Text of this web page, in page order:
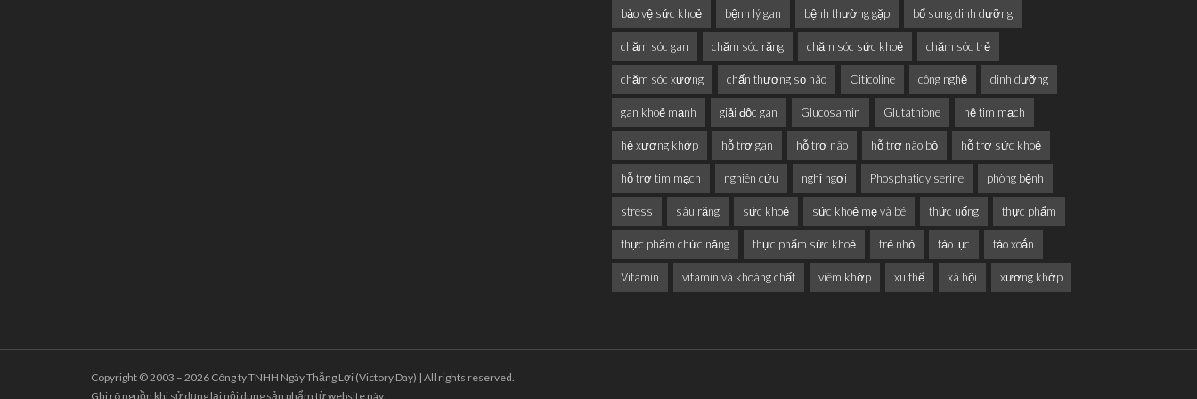
bảo vệ sức khoẻ bệnh lý gan bệnh thường gặp bổ sung dinh dưỡng
chăm sóc gan chăm sóc răng chăm sóc sức khoẻ chăm sóc trẻ
chăm sóc xương chấn thương sọ não Citicoline công nghệ dinh dưỡng
gan khoẻ mạnh giải độc gan Glucosamin Glutathione hệ tim mạch
hệ xương khớp hỗ trợ gan hỗ trợ não hỗ trợ não bộ hỗ trợ sức khoẻ
hỗ trợ tim mạch nghiên cứu nghỉ ngơi Phosphatidylserine phòng bệnh
stress sâu răng sức khoẻ sức khoẻ mẹ và bé thức uống thực phẩm
thực phẩm chức năng thực phẩm sức khoẻ trẻ nhỏ tảo lục tảo xoắn
Vitamin vitamin và khoáng chất viêm khớp xu thế xã hội xương khớp
Copyright © 2003 – 2026 Công ty TNHH Ngày Thắng Lợi (Victory Day) | All rights reserved.
Ghi rõ nguồn khi sử dụng lại nội dung sản phẩm từ website này.